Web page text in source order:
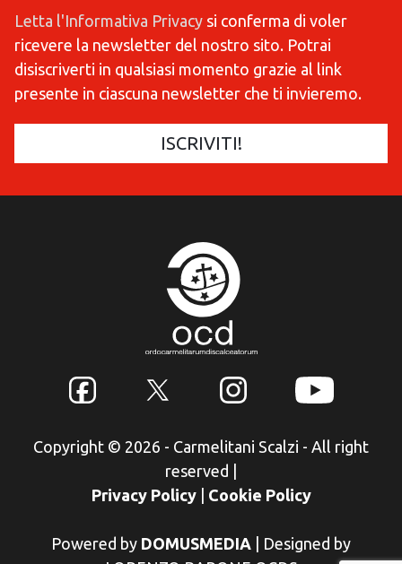
Letta l'Informativa Privacy si conferma di voler
ricevere la newsletter del nostro sito. Potrai
disiscriverti in qualsiasi momento grazie al link
presente in ciascuna newsletter che ti invieremo.
Copyright © 2026 - Carmelitani Scalzi - All right
reserved
Privacy Policy
Cookie Policy
Powered by DOMUSMEDIA
Designed by